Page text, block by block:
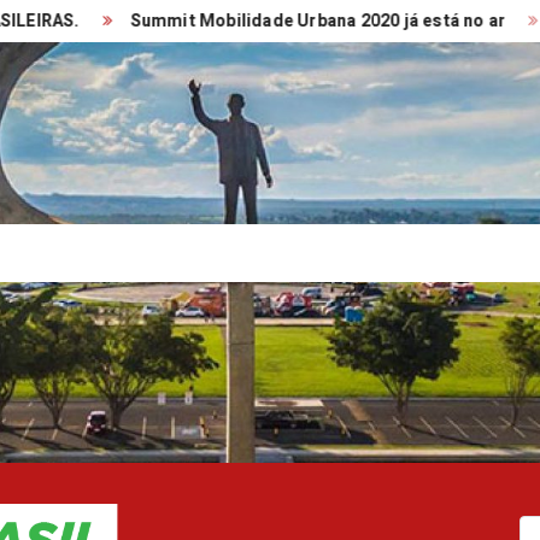
Summit Mobilidade Urbana 2020 já está no ar